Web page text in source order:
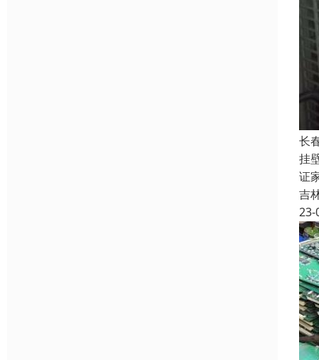
长
挂
证
吉
23-